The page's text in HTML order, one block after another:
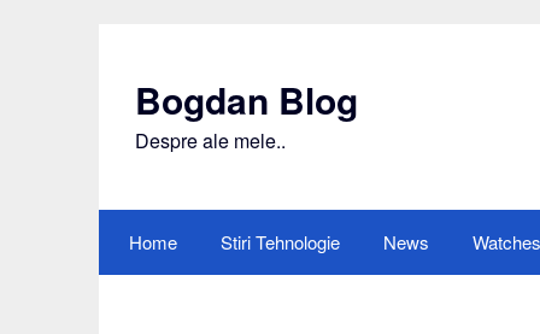
Bogdan Blog
Despre ale mele..
Home Stiri Tehnologie News Watches